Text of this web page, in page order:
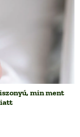
min ment